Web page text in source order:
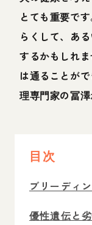
とても重要で
らくして、あ
するかもしれ
は通ることが
理専門家の冨澤
目次
ブリーディ
優性遺伝と